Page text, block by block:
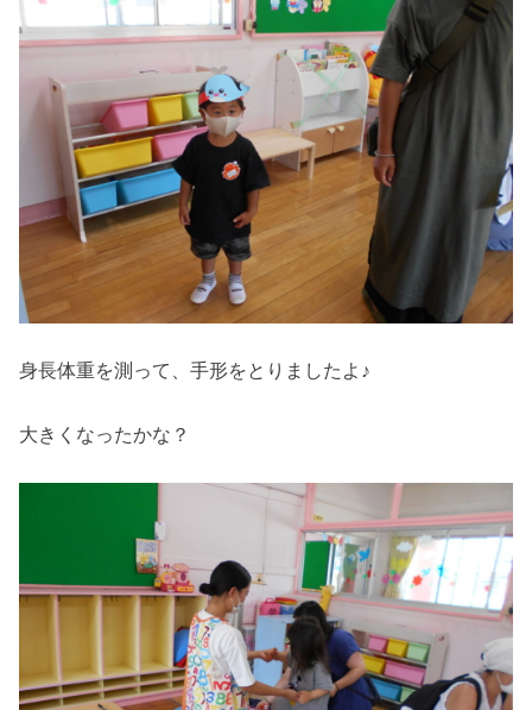
身長体重を測って、手形をとりましたよ♪
大きくなったかな？